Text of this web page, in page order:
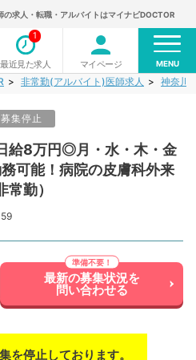
の求人・転職・アルバイトはマイナビDOCTOR
最近見た求人
1
マイページ MENU
非常勤(アルバイト)医師求人 神奈川
募集停止
給8万円◎月・水・木・金
可能！病院の皮膚科外来
勤）
最新の募集状況を
問い合わせる
を停止しております。